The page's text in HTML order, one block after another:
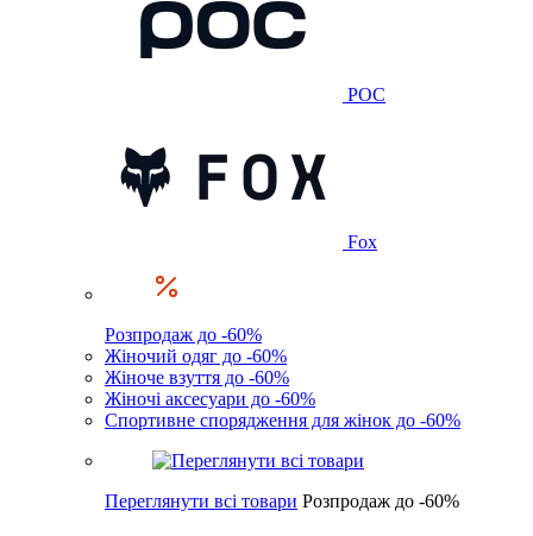
POC
Fox
Розпродаж до -60%
Жіночий одяг до -60%
Жіноче взуття до -60%
Жіночі аксесуари до -60%
Спортивне спорядження для жінок до -60%
Переглянути всі товари Розпродаж до -60%